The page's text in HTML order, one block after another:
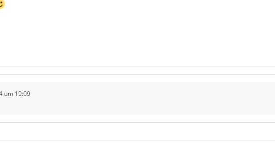
um 19:09